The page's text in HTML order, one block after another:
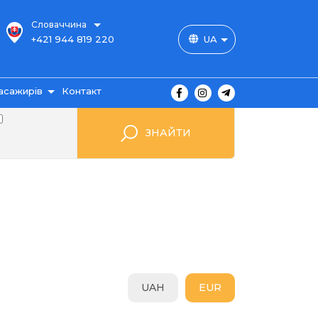
Словаччина
+421 944 819 220 UA
Контакт
ЗНАЙТИ
EUR
UAH